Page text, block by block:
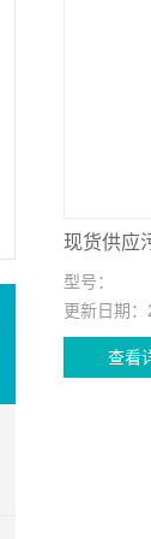
现货供应
型号：
更新日期：
查看